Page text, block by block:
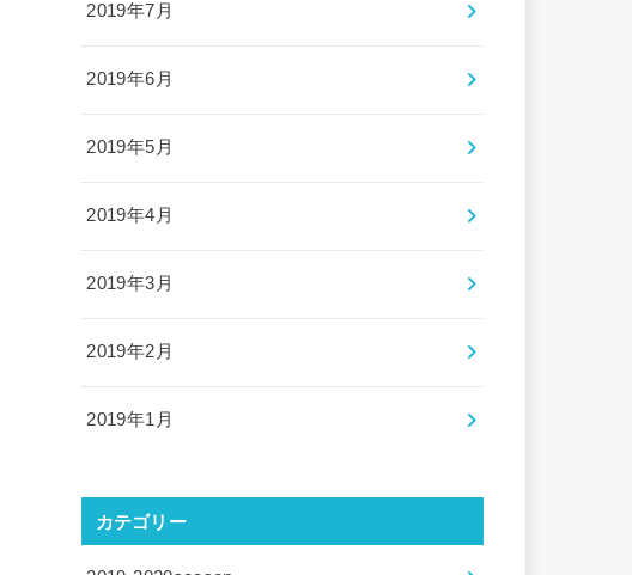
2019年7月
2019年6月
2019年5月
2019年4月
2019年3月
2019年2月
2019年1月
カテゴリー